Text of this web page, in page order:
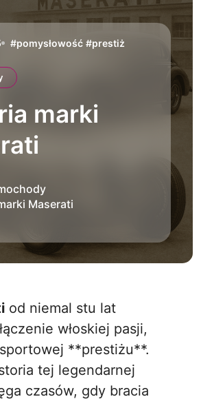
#pomysłowość #prestiż
marki
Maserati
od niemal stu lat
włoskiej pasji,
**prestiżu**.
tej legendarnej
czasów, gdy bracia